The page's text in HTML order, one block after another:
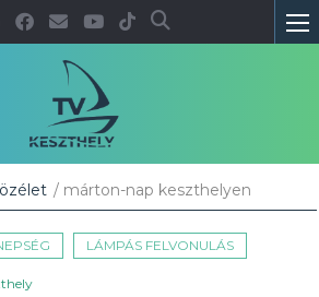
/ márton-nap keszthelyen
LÁMPÁS FELVONULÁS